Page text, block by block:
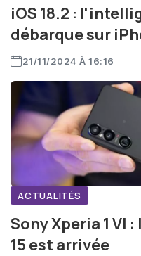
iOS 18.2 :
débarque sur
21/11/2024 À 16:16
ACTUALITÉS
Sony Xperia 1 VI
15 est arrivée